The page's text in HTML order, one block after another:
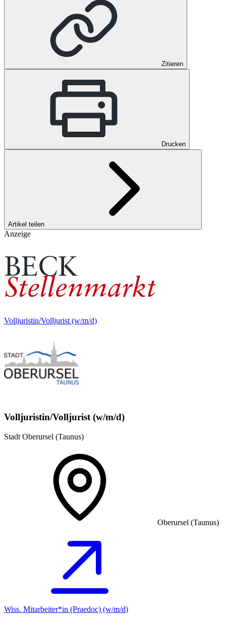
Zitieren
Drucken
Artikel teilen
Anzeige
Volljuristin/Volljurist (w/m/d)
Volljuristin/Volljurist (w/m/d)
Stadt Oberursel (Taunus)
Oberursel (Taunus)
Wiss. Mitarbeiter*in (Praedoc) (w/m/d)